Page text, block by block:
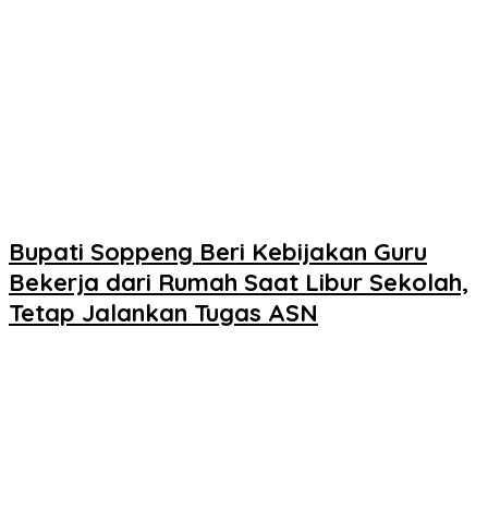
Bupati Soppeng Beri Kebijakan Guru
Bekerja dari Rumah Saat Libur Sekolah,
Tetap Jalankan Tugas ASN